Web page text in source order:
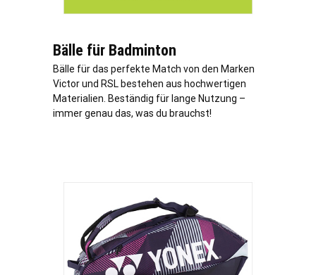
Bälle für Badminton
Bälle für das perfekte Match von den Marken
Victor und RSL bestehen aus hochwertigen
Materialien. Beständig für lange Nutzung –
immer genau das, was du brauchst!